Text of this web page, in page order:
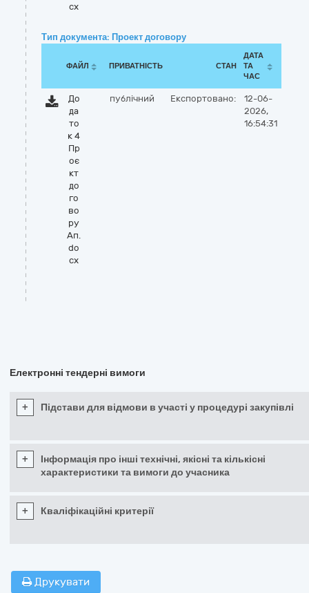
cx
Тип документа: Проект договору
ФАЙЛ ПРИВАТНІСТЬ СТАН
ДАТА
ТА
ЧАС
До
да
то
к 4
Пр
оє
кт
до
го
во
ру
Ап.
do
cx
публічний Експортовано:
12-06-
2026,
16:54:31
Електронні тендерні вимоги
+ Підстави для відмови в участі у процедурі закупівлі
+
Інформація про інші технічні, якісні та кількісні
характеристики та вимоги до учасника
+ Кваліфікаційні критерії
Друкувати